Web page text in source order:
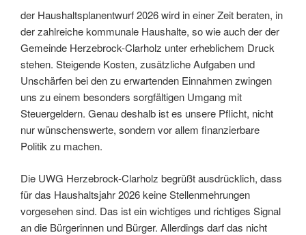
der Haushaltsplanentwurf 2026 wird in einer Zeit beraten, in
der zahlreiche kommunale Haushalte, so wie auch der der
Gemeinde Herzebrock-Clarholz unter erheblichem Druck
stehen. Steigende Kosten, zusätzliche Aufgaben und
Unschärfen bei den zu erwartenden Einnahmen zwingen
uns zu einem besonders sorgfältigen Umgang mit
Steuergeldern. Genau deshalb ist es unsere Pflicht, nicht
nur wünschenswerte, sondern vor allem finanzierbare
Politik zu machen.
Die UWG Herzebrock-Clarholz begrüßt ausdrücklich, dass
für das Haushaltsjahr 2026 keine Stellenmehrungen
vorgesehen sind. Das ist ein wichtiges und richtiges Signal
an die Bürgerinnen und Bürger. Allerdings darf das nicht